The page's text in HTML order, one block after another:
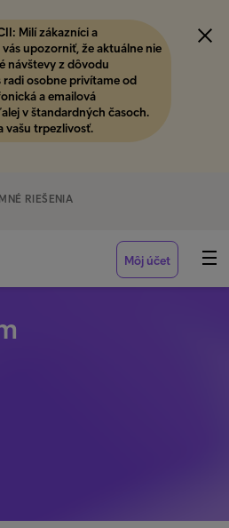
Milí zákazníci a
upozorniť, že aktuálne nie
návštevy z dôvodu
osobne privítame od
a emailová
v štandardných časoch.
vašu trpezlivosť.
RIEŠENIA
Môj účet